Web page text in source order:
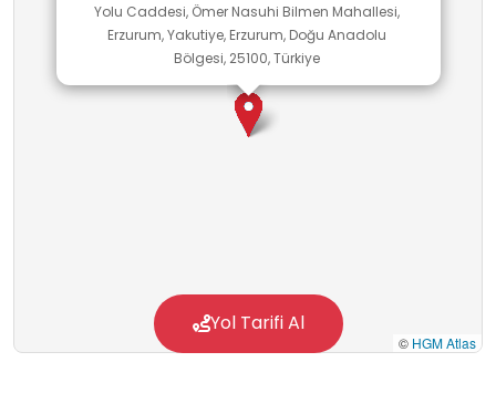
Yolu Caddesi, Ömer Nasuhi Bilmen Mahallesi,
Erzurum, Yakutiye, Erzurum, Doğu Anadolu
Bölgesi, 25100, Türkiye
© HGM Atlas
Yol Tarifi Al